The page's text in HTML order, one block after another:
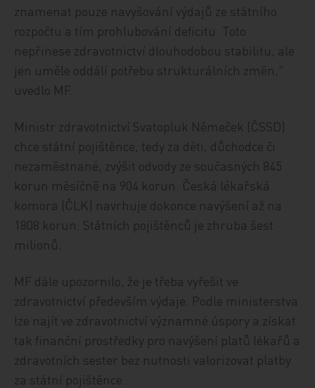
znamenat pouze navyšování výdajů ze státního
rozpočtu a tím prohlubování deficitu. Toto
nepřinese zdravotnictví dlouhodobou stabilitu, ale
jen uměle oddálí potřebu strukturálních změn,"
uvedlo MF.
Ministr zdravotnictví Svatopluk Němeček (ČSSD)
chce státní pojištěnce, tedy za děti, důchodce či
nezaměstnané, zvýšit odvody ze současných 845
korun měsíčně na 904 korun. Česká lékařská
komora (ČLK) navrhuje dokonce navýšení až na
1808 korun. Státních pojištěnců je zhruba šest
milionů.
MF dále upozornilo, že je třeba vyřešit ve
zdravotnictví především výdaje. Podle ministerstva
lze najít ve zdravotnictví významné úspory a získat
tak finanční prostředky pro navýšení platů lékařů a
zdravotních sester bez nutnosti valorizovat platby
za státní pojištěnce.